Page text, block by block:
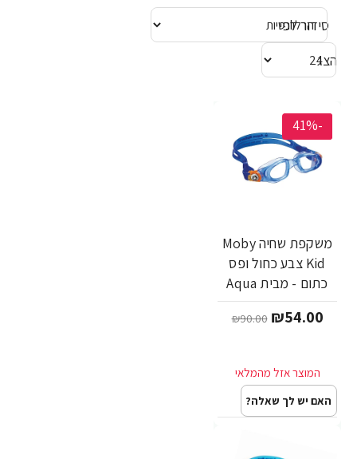
סידור לפי
הצג
-40%
משקפת שחיה Moby
Kid צבע כחול ופס
כתום - מבית Aqua
Sphere
₪54.00
₪90.00
האם יש לך שאלה?
-41%-41%